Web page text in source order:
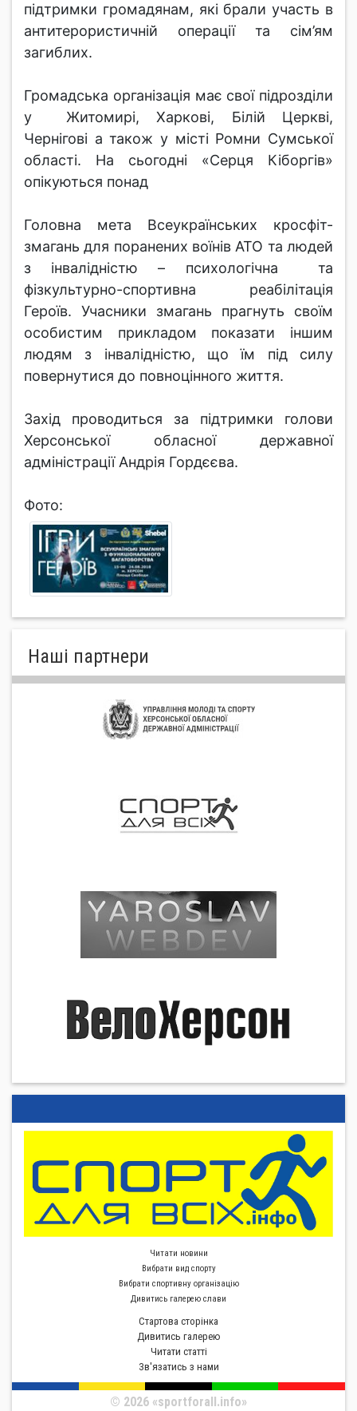
підтримки громадянам, які брали участь в
антитерористичній операції та сім’ям
загиблих.
Громадська організація має свої підрозділи
у Житомирі, Харкові, Білій Церкві,
Чернігові а також у місті Ромни Сумської
області. На сьогодні «Серця Кіборгів»
опікуються понад
Головна мета Всеукраїнських кросфіт-
змагань для поранених воїнів АТО та людей
з інвалідністю – психологічна та
фізкультурно-спортивна реабілітація
Героїв. Учасники змагань прагнуть своїм
особистим прикладом показати іншим
людям з інвалідністю, що їм під силу
повернутися до повноцінного життя.
Захід проводиться за підтримки голови
Херсонської обласної державної
адміністрації Андрія Гордєєва.
Фото:
Нашi партнери
Читати новини
Вибрати вид спорту
Вибрати спортивну органiзацiю
Дивитись галерею слави
Стартова сторiнка
Дивитись галерею
Читати статті
Зв'язатись з нами
© 2026 «sportforall.info»